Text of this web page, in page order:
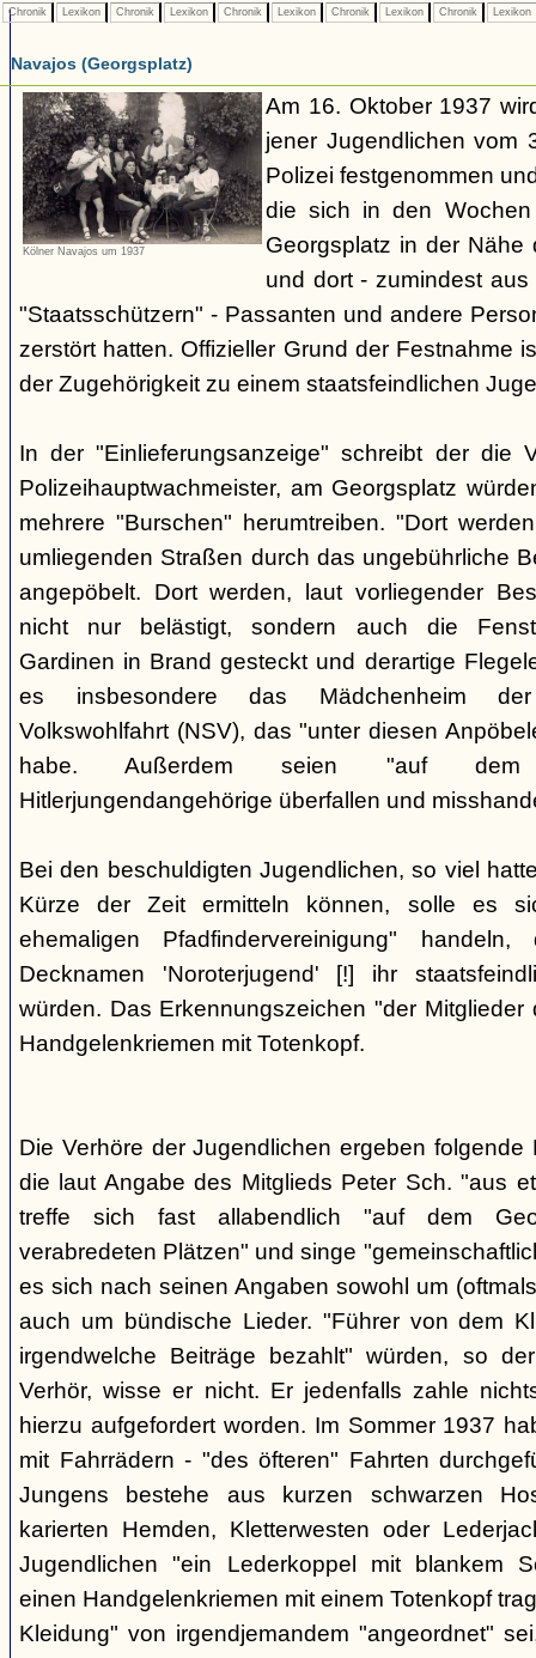
Chronik Lexikon Chronik Lexikon Chronik Lexikon Chronik Lexikon Chronik Lexikon
Navajos (Georgsplatz)
Kölner Navajos um 1937
Am 16. Oktober 1937
jener Jugendlichen vom
Polizei festgenommen
die sich in den
Georgsplatz in der Nähe
und dort - zumindest
"Staatsschützern" - Passanten und andere
zerstört hatten. Offizieller Grund der Festnahme
der Zugehörigkeit zu einem staatsfeindlichen
In der "Einlieferungsanzeige" schreibt der die
Polizeihauptwachmeister, am Georgsplatz
mehrere "Burschen" herumtreiben. "Dort
umliegenden Straßen durch das ungebührliche
angepöbelt. Dort werden, laut vorliegender
nicht nur belästigt, sondern auch die
Gardinen in Brand gesteckt und derartige
es insbesondere das Mädchenheim der
Volkswohlfahrt (NSV), das "unter diesen
habe. Außerdem seien "auf dem
Hitlerjungendangehörige überfallen und
Bei den beschuldigten Jugendlichen, so viel
Kürze der Zeit ermitteln können, solle es
ehemaligen Pfadfindervereinigung"
Decknamen 'Noroterjugend' [!] ihr
würden. Das Erkennungszeichen "der Mitglieder
Handgelenkriemen mit Totenkopf.
Die Verhöre der Jugendlichen ergeben folgende
die laut Angabe des Mitglieds Peter Sch. "aus
treffe sich fast allabendlich "auf dem
verabredeten Plätzen" und singe
es sich nach seinen Angaben sowohl um
auch um bündische Lieder. "Führer von dem
irgendwelche Beiträge bezahlt" würden, so
Verhör, wisse er nicht. Er jedenfalls zahle
hierzu aufgefordert worden. Im Sommer 1937
mit Fahrrädern - "des öfteren" Fahrten
Jungens bestehe aus kurzen schwarzen
karierten Hemden, Kletterwesten oder
Jugendlichen "ein Lederkoppel mit blankem
einen Handgelenkriemen mit einem Totenkopf
Kleidung" von irgendjemandem "angeordnet"